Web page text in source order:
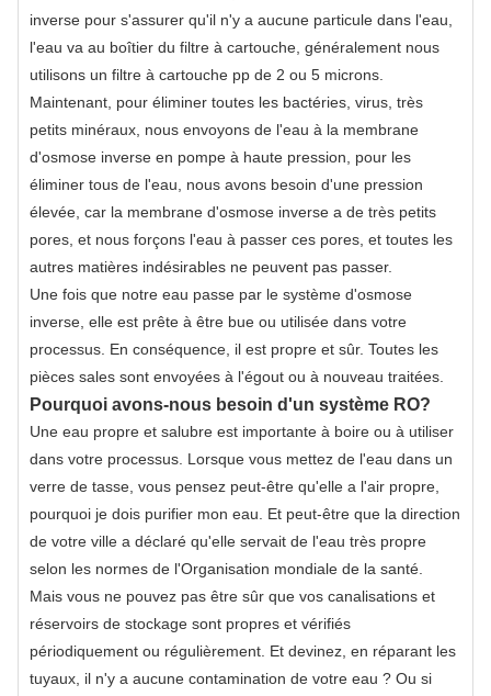
inverse pour s'assurer qu'il n'y a aucune particule dans l'eau,
l'eau va au boîtier du filtre à cartouche, généralement nous
utilisons un filtre à cartouche pp de 2 ou 5 microns.
Maintenant, pour éliminer toutes les bactéries, virus, très
petits minéraux, nous envoyons de l'eau à la membrane
d'osmose inverse en pompe à haute pression , pour les
éliminer tous de l'eau, nous avons besoin d'une pression
élevée, car la membrane d'osmose inverse a de très petits
pores, et nous forçons l'eau à passer ces pores, et toutes les
autres matières indésirables ne peuvent pas passer.
Une fois que notre eau passe par le système d'osmose
inverse, elle est prête à être bue ou utilisée dans votre
processus. En conséquence, il est propre et sûr. Toutes les
pièces sales sont envoyées à l'égout ou à nouveau traitées.
Pourquoi avons-nous besoin d'un système RO?
Une eau propre et salubre est importante à boire ou à utiliser
dans votre processus. Lorsque vous mettez de l'eau dans un
verre de tasse, vous pensez peut-être qu'elle a l'air propre,
pourquoi je dois purifier mon eau. Et peut-être que la direction
de votre ville a déclaré qu'elle servait de l'eau très propre
selon les normes de l'Organisation mondiale de la santé.
Mais vous ne pouvez pas être sûr que vos canalisations et
réservoirs de stockage sont propres et vérifiés
périodiquement ou régulièrement. Et devinez, en réparant les
tuyaux, il n'y a aucune contamination de votre eau ? Ou si